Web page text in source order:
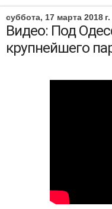
суббота, 17 марта 2018 г.
Видео: Под
крупнейшего